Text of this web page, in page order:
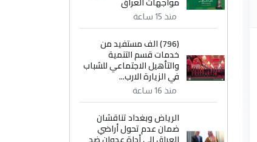
منذ 15 ساعة
(796) الف مستفيد من
خدمات قسم التنمية
والتأهيل الاجتماعي للشباب
في الزيارة الارب...
منذ 16 ساعة
الرياض وبغداد تناقشان
ضمان عدم تحول أراضي